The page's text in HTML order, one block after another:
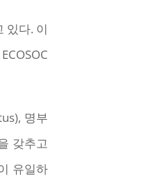
있다. 이
명부
갖추고
유일하